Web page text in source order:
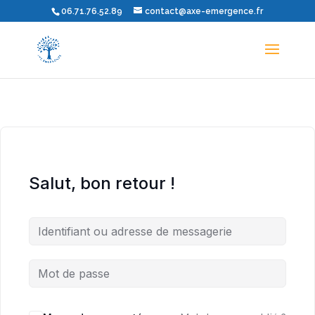
06.71.76.52.89 contact@axe-emergence.fr
Salut, bon retour !